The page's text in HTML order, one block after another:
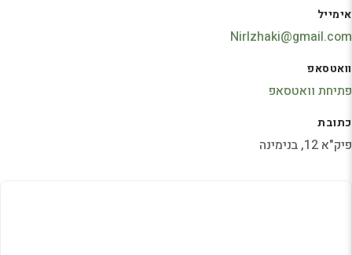
אימייל
NirIzhaki@gmail.com
וואטסאפ
פתיחת וואטסאפ
כתובת
פיק"א 12, בנימינה